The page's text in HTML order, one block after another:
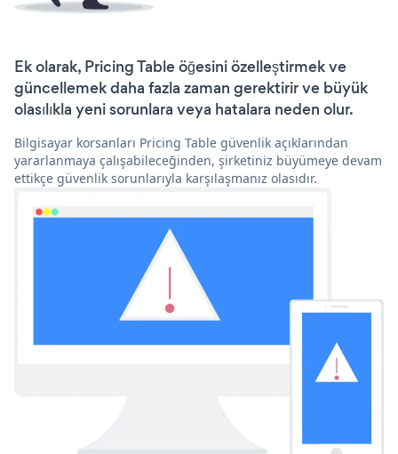
Ek olarak, Pricing Table öğesini özelleştirmek ve
güncellemek daha fazla zaman gerektirir ve büyük
olasılıkla yeni sorunlara veya hatalara neden olur.
Bilgisayar korsanları Pricing Table güvenlik açıklarından
yararlanmaya çalışabileceğinden, şirketiniz büyümeye devam
ettikçe güvenlik sorunlarıyla karşılaşmanız olasıdır.